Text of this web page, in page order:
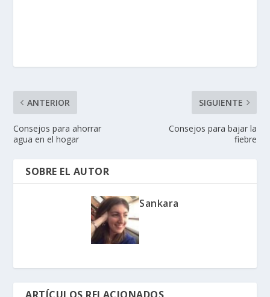
ANTERIOR
Consejos para ahorrar
agua en el hogar
SIGUIENTE
Consejos para bajar la
fiebre
SOBRE EL AUTOR
Sankara